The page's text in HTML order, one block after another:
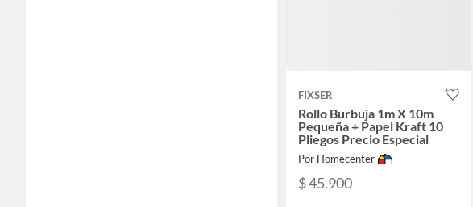
FIXSER
Rollo Burbuja 1m X 10m
Pequeña + Papel Kraft 10
Pliegos Precio Especial
Por Homecenter
$ 45.900